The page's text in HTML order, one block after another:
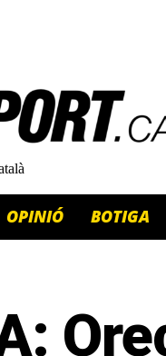
OPINIÓ BOTIGA